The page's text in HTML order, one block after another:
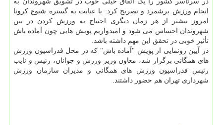
انجام ورزش برشمرد و تصریح کرد: با عنایت به گستره شیوع کرونا
امروز بیشتر از هر زمان دیگری احتیاج به ورزش کردن در بین
شهروندان احساس می شود و امیدواریم پویش هایی چون آماده باش
تأثیر خوبی در تحقق این مهم داشته باشد.
در آیین رونمایی از پویش "آماده باش" که در محل فدراسیون ورزش
های همگانی برگزار شد، معاون وزیر ورزش و جوانان، رئیس و نایب
رئیس فدراسیون ورزش های همگانی و مدیران سازمان ورزش
شهرداری تهران هم حضور داشتند.